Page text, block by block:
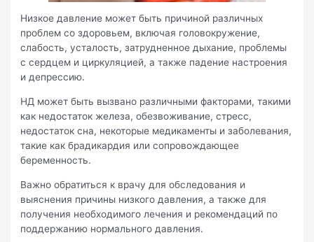
Низкое давление может быть причиной различных
проблем со здоровьем, включая головокружение,
слабость, усталость, затрудненное дыхание, проблемы
с сердцем и циркуляцией, а также падение настроения
и депрессию.
НД может быть вызвано различными факторами, такими
как недостаток железа, обезвоживание, стресс,
недостаток сна, некоторые медикаменты и заболевания,
такие как брадикардия или сопровождающее
беременность.
Важно обратиться к врачу для обследования и
выяснения причины низкого давления, а также для
получения необходимого лечения и рекомендаций по
поддержанию нормального давления.